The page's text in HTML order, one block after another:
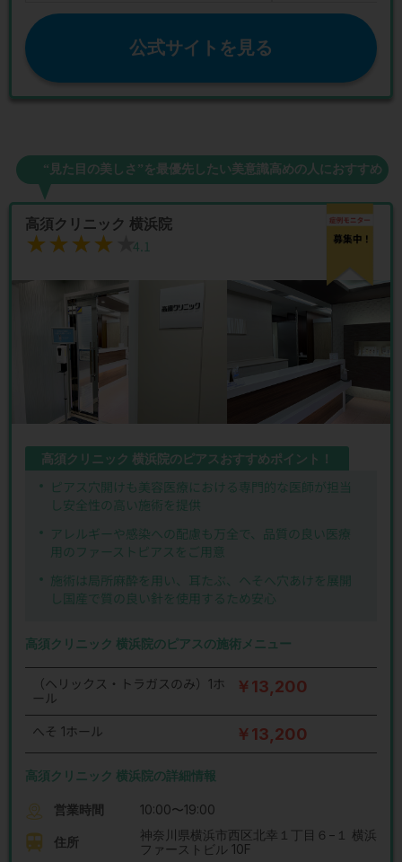
公式サイトを見る
“見た目の美しさ”を最優先したい美意識高めの人におすすめ
高須クリニック 横浜院
★★★★★
★★★★★4.1
高須クリニック 横浜院のピアスおすすめポイント！
ピアス穴開けも美容医療における専門的な医師が担当
し安全性の高い施術を提供
アレルギーや感染への配慮も万全で、品質の良い医療
用のファーストピアスをご用意
施術は局所麻酔を用い、耳たぶ、ヘそへ穴あけを展開
し国産で質の良い針を使用するため安心
高須クリニック 横浜院のピアスの施術メニュー
（ヘリックス・トラガスのみ）1ホ
ール
￥13,200
へそ 1ホール ￥13,200
高須クリニック 横浜院の詳細情報
営業時間 10:00〜19:00
住所
神奈川県横浜市西区北幸１丁目６−１ 横浜
ファーストビル 10F